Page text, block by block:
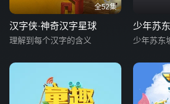
全52集
汉字侠·神奇汉字星球
理解到每个汉字的含义
少年苏
少年苏东